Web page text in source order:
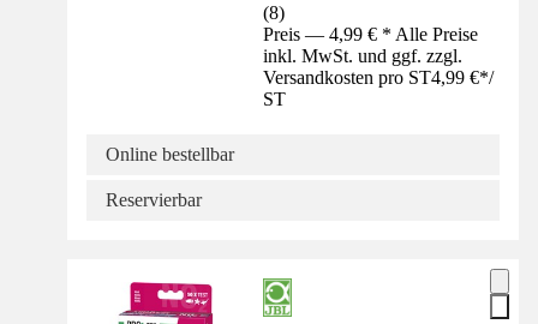
(8)
Preis — 4,99 € * Alle Preise
inkl. MwSt. und ggf. zzgl.
Versandkosten pro ST4,99 €*/
ST
Online bestellbar
Reservierbar